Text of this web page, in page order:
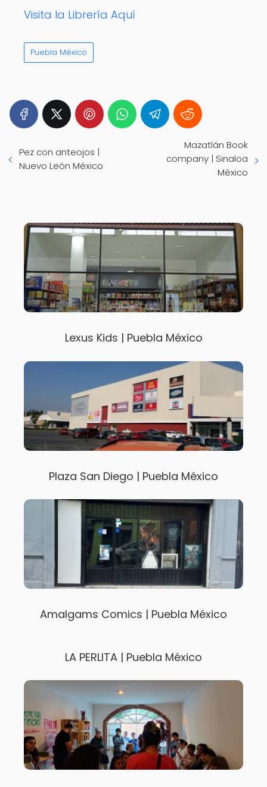
Visita la Librería Aquí
Puebla México
Pez con anteojos |
Nuevo León México
Mazatlán Book
company | Sinaloa
México
Lexus Kids | Puebla México
Plaza San Diego | Puebla México
Amalgams Comics | Puebla México
LA PERLITA | Puebla México